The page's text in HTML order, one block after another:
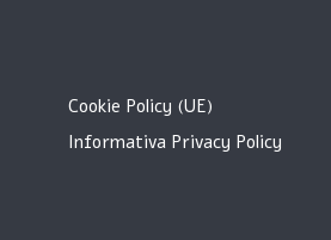
Cookie Policy (UE)
Informativa Privacy Policy